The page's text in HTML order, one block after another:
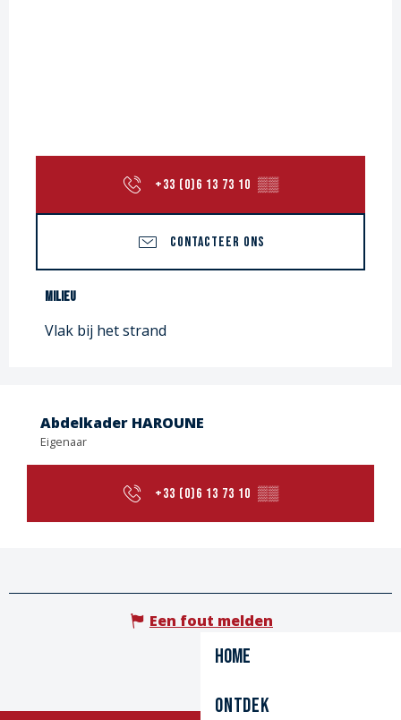
Home
Ontdek
+33 (0)6 13 73 10 ▒▒
CONTACTEER ONS
Milieu
Milieu
Vlak bij het strand
Abdelkader HAROUNE
Eigenaar
+33 (0)6 13 73 10 ▒▒
Een fout melden